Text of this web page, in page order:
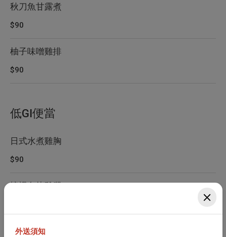
秋刀魚甘露煮
$90
柚子味噌雞排
$90
低GI便當
日式水煮雞胸
$90
檸檬炙烤雞腿
鹽燒鯖魚
外送須知